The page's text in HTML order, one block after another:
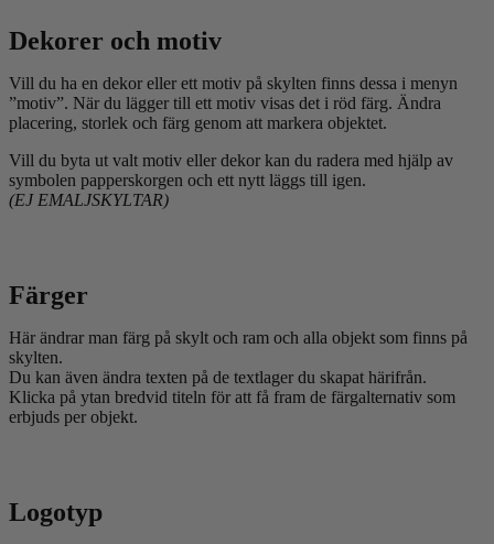
Dekorer och motiv
Vill du ha en dekor eller ett motiv på skylten finns dessa i menyn
”motiv”. När du lägger till ett motiv visas det i röd färg. Ändra
placering, storlek och färg genom att markera objektet.
Vill du byta ut valt motiv eller dekor kan du radera med hjälp av
symbolen papperskorgen och ett nytt läggs till igen.
(EJ EMALJSKYLTAR)
Färger
Här ändrar man färg på skylt och ram och alla objekt som finns på
skylten.
Du kan även ändra texten på de textlager du skapat härifrån.
Klicka på ytan bredvid titeln för att få fram de färgalternativ som
erbjuds per objekt.
Logotyp